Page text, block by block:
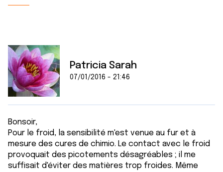
Patricia Sarah
07/01/2016 - 21:46
Bonsoir,
Pour le froid, la sensibilité m'est venue au fur et à
mesure des cures de chimio. Le contact avec le froid
provoquait des picotements désagréables ; il me
suffisait d'éviter des matières trop froides. Même